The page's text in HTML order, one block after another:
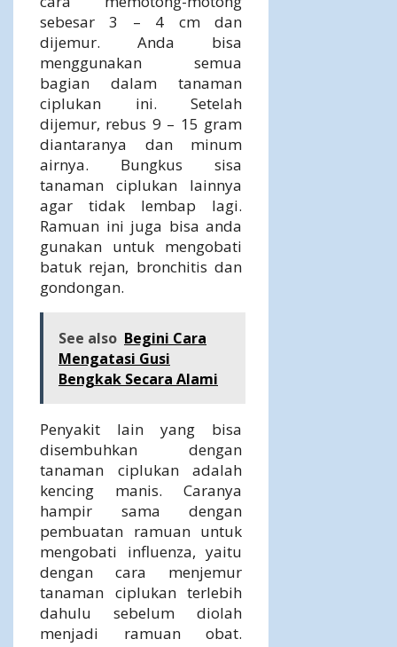
sebesar 3 – 4 cm dan
dijemur. Anda bisa
menggunakan semua
bagian dalam tanaman
ciplukan ini. Setelah
dijemur, rebus 9 – 15 gram
diantaranya dan minum
airnya. Bungkus sisa
tanaman ciplukan lainnya
agar tidak lembap lagi.
Ramuan ini juga bisa anda
gunakan untuk mengobati
batuk rejan, bronchitis dan
gondongan.
See also Begini Cara
Mengatasi Gusi
Bengkak Secara Alami
Penyakit lain yang bisa
disembuhkan dengan
tanaman ciplukan adalah
kencing manis. Caranya
hampir sama dengan
pembuatan ramuan untuk
mengobati influenza, yaitu
dengan cara menjemur
tanaman ciplukan terlebih
dahulu sebelum diolah
menjadi ramuan obat.